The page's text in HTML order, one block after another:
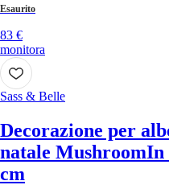
Esaurito
83 €
monitora
Sass & Belle
Decorazione per
natale MushroomIn
cm